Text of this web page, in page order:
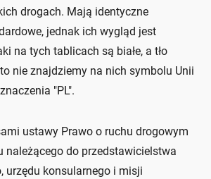
drogach. Mają identyczne
jednak ich wygląd jest
na tych tablicach są białe, a tło
nie znajdziemy na nich symbolu Unii
"PL".
ustawy Prawo o ruchu drogowym
należącego do przedstawicielstwa
urzędu konsularnego i misji